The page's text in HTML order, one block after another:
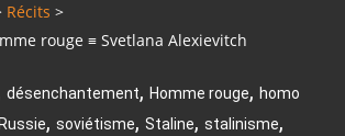
Récits >
rouge ≡ Svetlana Alexievitch
désenchantement, Homme rouge, homo
Russie, soviétisme, Staline, stalinisme,